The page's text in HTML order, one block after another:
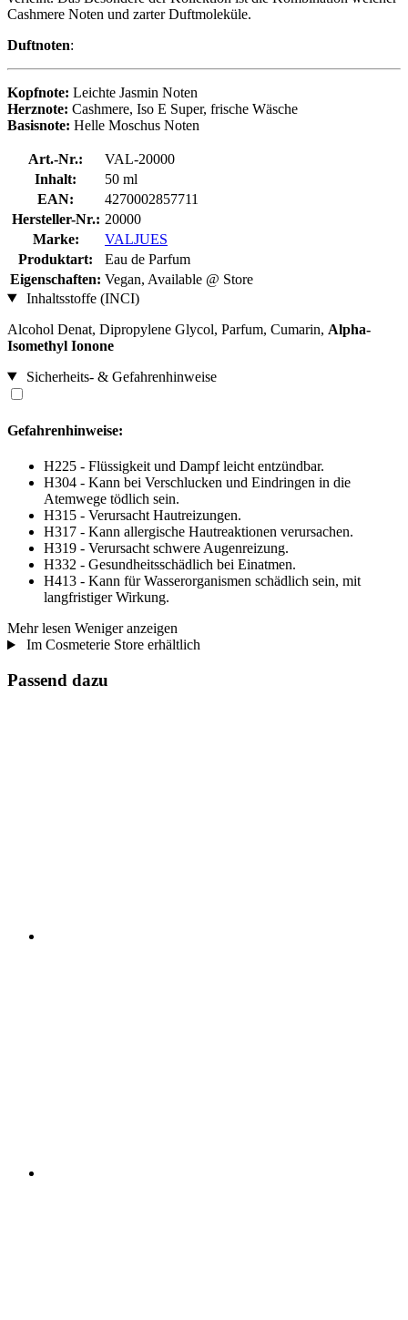
Cashmere Noten und zarter Duftmoleküle.
Duftnoten:
Kopfnote: Leichte Jasmin Noten
Herznote: Cashmere, Iso E Super, frische Wäsche
Basisnote: Helle Moschus Noten
Art.-Nr.:
VAL-20000
Inhalt:
50 ml
EAN:
4270002857711
Hersteller-Nr.: 20000
Marke:
VALJUES
Produktart:
Eau de Parfum
Eigenschaften: Vegan, Available @ Store
Inhaltsstoffe (INCI)
Alcohol Denat, Dipropylene Glycol, Parfum, Cumarin, Alpha-
Isomethyl Ionone
Sicherheits- & Gefahrenhinweise
Gefahrenhinweise:
H225 - Flüssigkeit und Dampf leicht entzündbar.
H304 - Kann bei Verschlucken und Eindringen in die
Atemwege tödlich sein.
H315 - Verursacht Hautreizungen.
H317 - Kann allergische Hautreaktionen verursachen.
H319 - Verursacht schwere Augenreizung.
H332 - Gesundheitsschädlich bei Einatmen.
H413 - Kann für Wasserorganismen schädlich sein, mit
langfristiger Wirkung.
Mehr lesen Weniger anzeigen
Im Cosmeterie Store erhältlich
Passend dazu